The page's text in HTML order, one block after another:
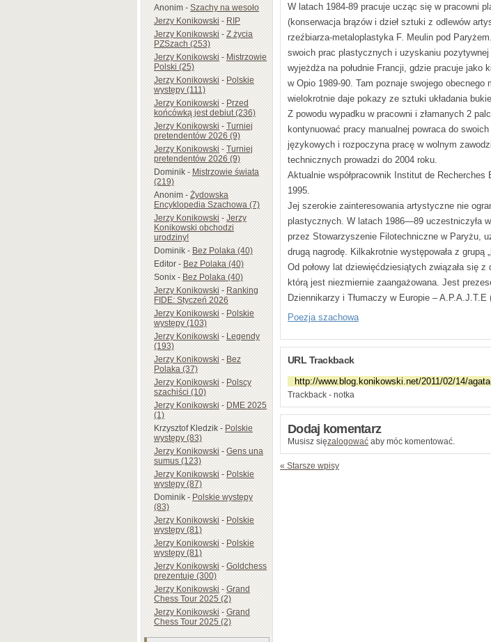
Anonim-Szachy na wesoło
Jerzy Konikowski-RIP
Jerzy Konikowski-Z życia
PZSzach (253)
Jerzy Konikowski-Mistrzowie
Polski (25)
Jerzy Konikowski-Polskie
występy (111)
Jerzy Konikowski-Przed
końcówką jest debiut (236)
Jerzy Konikowski-Turniej
pretendentów 2026 (9)
Jerzy Konikowski-Turniej
pretendentów 2026 (9)
Dominik-Mistrzowie świata
(219)
Anonim-Żydowska
Encyklopedia Szachowa (7)
Jerzy Konikowski-Jerzy
Konikowski obchodzi
urodziny!
Dominik-Bez Polaka (40)
Editor-Bez Polaka (40)
Sonix-Bez Polaka (40)
Jerzy Konikowski-Ranking
FIDE: Styczeń 2026
Jerzy Konikowski-Polskie
występy (103)
Jerzy Konikowski-Legendy
(193)
Jerzy Konikowski-Bez
Polaka (37)
Jerzy Konikowski-Polscy
szachiści (10)
Jerzy Konikowski-DME 2025
(1)
Krzysztof Kledzik-Polskie
występy (83)
Jerzy Konikowski-Gens una
sumus (123)
Jerzy Konikowski-Polskie
występy (87)
Dominik-Polskie występy
(83)
Jerzy Konikowski-Polskie
występy (81)
Jerzy Konikowski-Polskie
występy (81)
Jerzy Konikowski-Goldchess
prezentuje (300)
Jerzy Konikowski-Grand
Chess Tour 2025 (2)
Jerzy Konikowski-Grand
Chess Tour 2025 (2)
W latach 1984-89 pracuje ucząc się w pracowni
(konserwacja brązów i dzieł sztuki z odlewów
rzeźbiarza-metaloplastyka F. Meulin pod
swoich prac plastycznych i uzyskaniu pozytywnej
wyjeżdża na południe Francji, gdzie pracuje jako
w Opio 1989-90. Tam poznaje swojego
wielokrotnie daje pokazy ze sztuki układania
Z powodu wypadku w pracowni i złamanych 2
kontynuować pracy manualnej powraca do
językowych i rozpoczyna pracę w wolnym
technicznych prowadzi do 2004 roku.
Aktualnie współpracownik Institut de Recherches
1995.
Jej szerokie zainteresowania artystyczne nie
plastycznych. W latach 1986—89 uczestniczyła
przez Stowarzyszenie Filotechniczne w Paryżu,
drugą nagrodę. Kilkakrotnie występowała z grupą
Od połowy lat dziewięćdziesiątych związała się z
którą jest niezmiernie zaangażowana. Jest
Dziennikarzy i Tłumaczy w Europie – A.P.A.J.T.E
Poezja szachowa
URL Trackback
Trackback - notka
Dodaj komentarz
Musisz sięzalogować aby móc komentować.
« Starsze wpisy